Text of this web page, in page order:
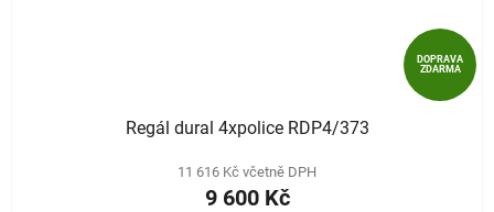
DOPRAVA
ZDARMA
Regál dural 4xpolice RDP4/373
11 616 Kč včetně DPH
9 600 Kč